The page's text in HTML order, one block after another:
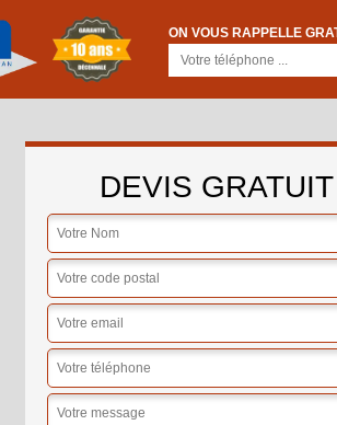
ON VOUS RAPPELLE
DEVIS GRATUIT